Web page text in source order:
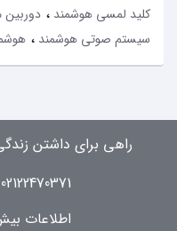
کلید لمسی هوشمند
دوربین
سیستم صوتی هوشمند
راهی برای داشتن
02122470371 - 09۳۸۶۲۱۸۰۰۰
اطلاعات